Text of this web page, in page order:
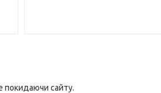
покидаючи сайту.